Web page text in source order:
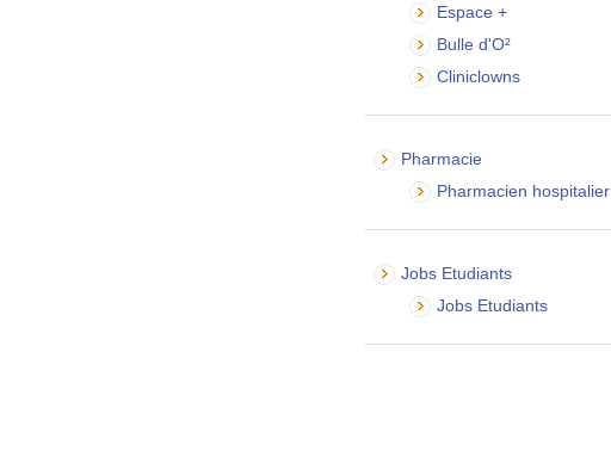
Espace +
Bulle d'O²
Cliniclowns
Pharmacie
Pharmacien hospitalier
Jobs Etudiants
Jobs Etudiants